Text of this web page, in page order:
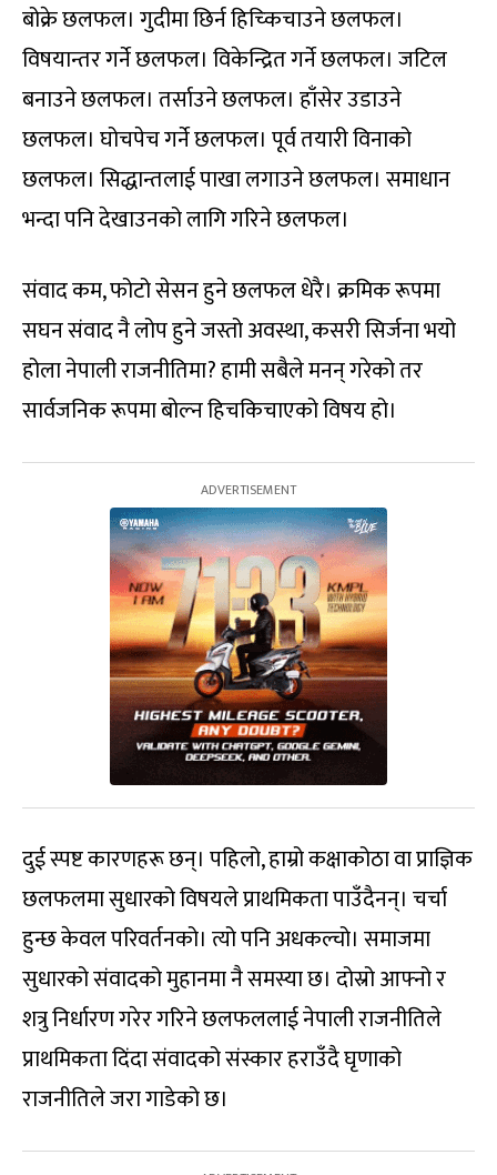
बोक्रे छलफल। गुदीमा छिर्न हिच्किचाउने छलफल।
विषयान्तर गर्ने छलफल। विकेन्द्रित गर्ने छलफल। जटिल
बनाउने छलफल। तर्साउने छलफल। हाँसेर उडाउने
छलफल। घोचपेच गर्ने छलफल। पूर्व तयारी विनाको
छलफल। सिद्धान्तलाई पाखा लगाउने छलफल। समाधान
भन्दा पनि देखाउनको लागि गरिने छलफल।
संवाद कम, फोटो सेसन हुने छलफल धेरै। क्रमिक रूपमा
सघन संवाद नै लोप हुने जस्तो अवस्था, कसरी सिर्जना भयो
होला नेपाली राजनीतिमा? हामी सबैले मनन् गरेको तर
सार्वजनिक रूपमा बोल्न हिचकिचाएको विषय हो।
दुई स्पष्ट कारणहरू छन्। पहिलो, हाम्रो कक्षाकोठा वा प्राज्ञिक
छलफलमा सुधारको विषयले प्राथमिकता पाउँदैनन्। चर्चा
हुन्छ केवल परिवर्तनको। त्यो पनि अधकल्चो। समाजमा
सुधारको संवादको मुहानमा नै समस्या छ। दोस्रो आफ्नो र
शत्रु निर्धारण गरेर गरिने छलफललाई नेपाली राजनीतिले
प्राथमिकता दिंदा संवादको संस्कार हराउँदै घृणाको
राजनीतिले जरा गाडेको छ।